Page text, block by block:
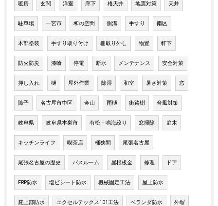
暖房 玄関 洋室 廊下 格天井 地震対策 天井
駐車場 一宮市 和の空間 側溝 手すり 南区
木部塗装 手すり取り付け 柵取り外し 物置 軒下
防火防災 漆喰 停電 断水 メンテナンス 安全対策
押し入れ 樋 屋外作業 除湿 和室 暑さ対策 窓
障子 名古屋市中区 金山 雨樋 街路樹 台風対策
岐阜県 岐阜県本巣市 有松・鳴海絞り 窓掃除 庭木
キッチンライフ 喫茶店 桶狭間 尾張名古屋
尾張名古屋の歴史 バスルーム 屋根板金 修理 ドア
FRP防水 塩ビシート防水 機械固定工法 屋上防水
庇上部防水 エクセルテックス101工法 ベランダ防水 外塀